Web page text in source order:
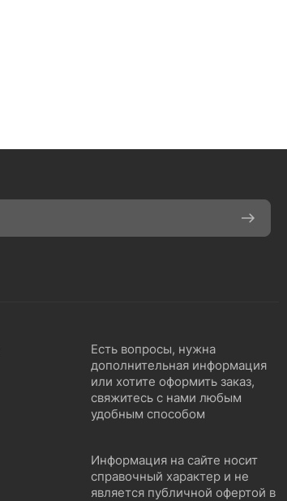
Есть вопросы, нужна
дополнительная информация
или хотите оформить заказ,
свяжитесь с нами любым
удобным способом
Информация на сайте носит
справочный характер и не
является публичной офертой в